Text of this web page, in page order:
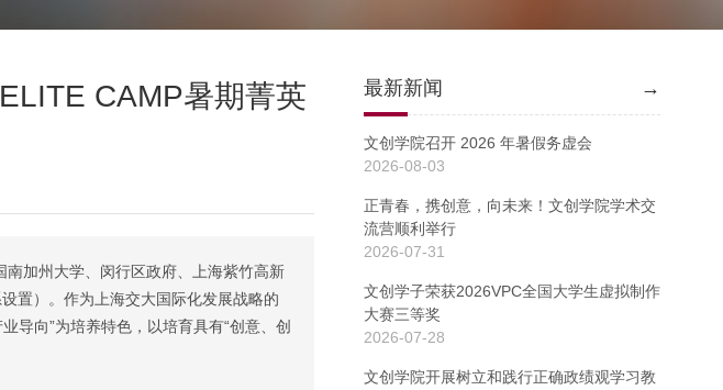
CAMP暑期菁英
南加州大学、闵行区政府、上海紫竹高新
置）。作为上海交大国际化发展战略的
导向”为培养特色，以培育具有“创意、创
最新新闻 →
文创学院召开 2026 年暑假务虚会
2026-08-03
正青春，携创意，向未来！文创学院学术交
流营顺利举行
2026-07-31
文创学子荣获2026VPC全国大学生虚拟制作
大赛三等奖
2026-07-28
文创学院开展树立和践行正确政绩观学习教